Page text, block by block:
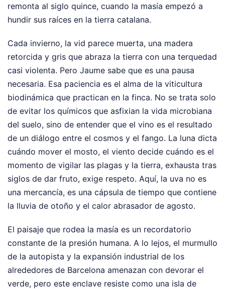
remonta al siglo quince, cuando la masía empezó a
hundir sus raíces en la tierra catalana.
Cada invierno, la vid parece muerta, una madera
retorcida y gris que abraza la tierra con una terquedad
casi violenta. Pero Jaume sabe que es una pausa
necesaria. Esa paciencia es el alma de la viticultura
biodinámica que practican en la finca. No se trata solo
de evitar los químicos que asfixian la vida microbiana
del suelo, sino de entender que el vino es el resultado
de un diálogo entre el cosmos y el fango. La luna dicta
cuándo mover el mosto, el viento decide cuándo es el
momento de vigilar las plagas y la tierra, exhausta tras
siglos de dar fruto, exige respeto. Aquí, la uva no es
una mercancía, es una cápsula de tiempo que contiene
la lluvia de otoño y el calor abrasador de agosto.
El paisaje que rodea la masía es un recordatorio
constante de la presión humana. A lo lejos, el murmullo
de la autopista y la expansión industrial de los
alrededores de Barcelona amenazan con devorar el
verde, pero este enclave resiste como una isla de